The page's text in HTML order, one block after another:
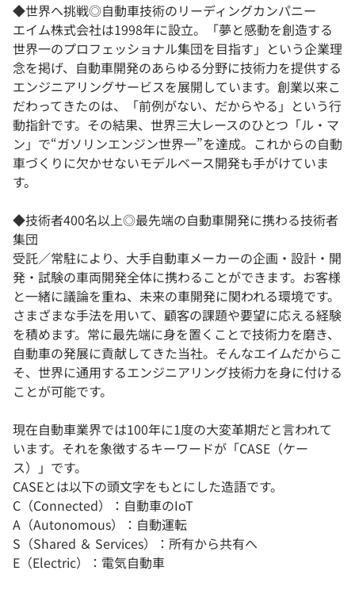
◆世界へ挑戦◎自動車技術のリーディングカンパニー
エイム株式会社は1998年に設立。「夢と感動を創造する
世界一のプロフェッショナル集団を目指す」という企業理
念を掲げ、自動車開発のあらゆる分野に技術力を提供する
エンジニアリングサービスを展開しています。創業以来こ
だわってきたのは、「前例がない、だからやる」という行
動指針です。その結果、世界三大レースのひとつ「ル・マ
ン」で“ガソリンエンジン世界一”を達成。これからの自動
車づくりに欠かせないモデルベース開発も手がけていま
す。
◆技術者400名以上◎最先端の自動車開発に携わる技術者
集団
受託／常駐により、大手自動車メーカーの企画・設計・開
発・試験の車両開発全体に携わることができます。お客様
と一緒に議論を重ね、未来の車開発に関われる環境です。
さまざまな手法を用いて、顧客の課題や要望に応える経験
を積めます。常に最先端に身を置くことで技術力を磨き、
自動車の発展に貢献してきた当社。そんなエイムだからこ
そ、世界に通用するエンジニアリング技術力を身に付ける
ことが可能です。
現在自動車業界では100年に1度の大変革期だと言われて
います。それを象徴するキーワードが「CASE（ケー
ス）」です。
CASEとは以下の頭文字をもとにした造語です。
C（Connected）：自動車のIoT
A（Autonomous）：自動運転
S（Shared ＆ Services）：所有から共有へ
E（Electric）：電気自動車